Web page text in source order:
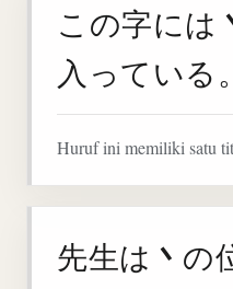
この字には
入っている。
Huruf ini memiliki satu
先生は 丶 の